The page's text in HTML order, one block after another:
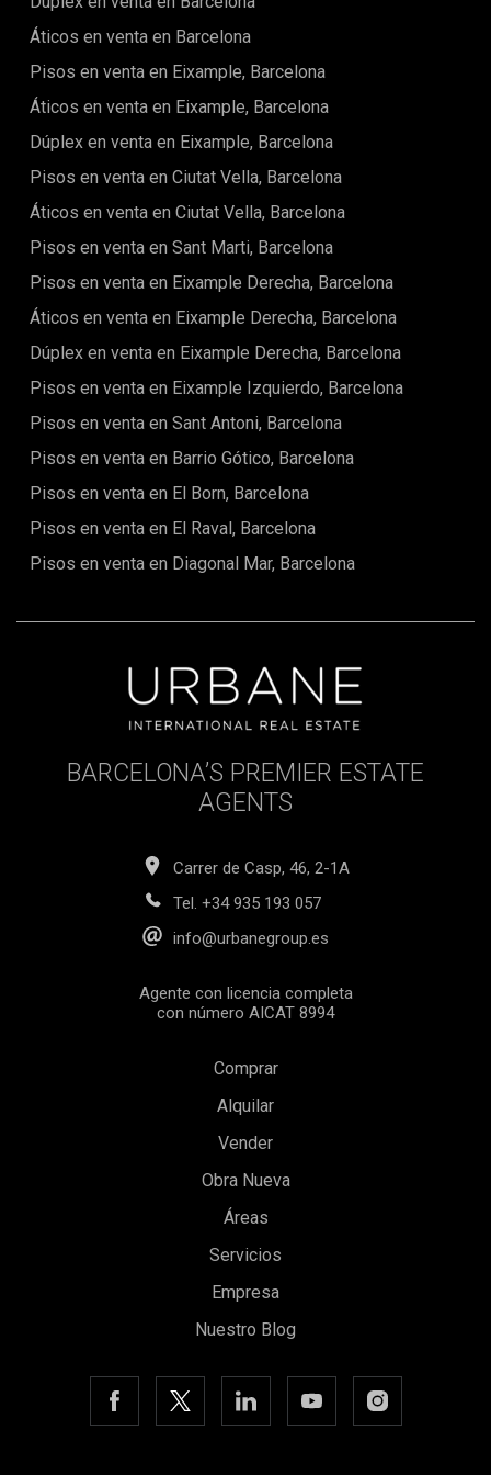
sol, relajarse después de la playa o disfrutar del clima
mediterráneo. La vida en Brava ofrece mucho más que la
vivienda. La comunidad cuenta con: Piscina exterior de
diseño Gimnasio completamente equipado Zonas infantiles
una prioridad, con sistemas de aerotermia, calefacción por
suelo radiante y aislamiento de alto rendimiento. Situado en
una de las costas más deseadas de España, el hogar está
cerca de playas, restaurantes y pueblos con encanto.
donde cada detalle mejora su forma de vivir. El precio de
honorarios de agencia ni gastos hipotecarios (si
corresponde).
Áticos en venta en Barcelona
Pisos en venta en Eixample, Barcelona
Áticos en venta en Eixample, Barcelona
Dúplex en venta en Eixample, Barcelona
Pisos en venta en Ciutat Vella, Barcelona
Áticos en venta en Ciutat Vella, Barcelona
Pisos en venta en Sant Marti, Barcelona
Pisos en venta en Eixample Derecha, Barcelona
Áticos en venta en Eixample Derecha, Barcelona
Dúplex en venta en Eixample Derecha, Barcelona
Pisos en venta en Eixample Izquierdo, Barcelona
Pisos en venta en Sant Antoni, Barcelona
Pisos en venta en Barrio Gótico, Barcelona
Pisos en venta en El Born, Barcelona
Pisos en venta en El Raval, Barcelona
Pisos en venta en Diagonal Mar, Barcelona
BARCELONA’S PREMIER ESTATE
AGENTS
Carrer de Casp, 46, 2-1A
Tel. +34 935 193 057
info@urbanegroup.es
Agente con licencia completa
con número AICAT 8994
Comprar
Alquilar
Vender
Obra Nueva
Áreas
Servicios
Empresa
Nuestro Blog